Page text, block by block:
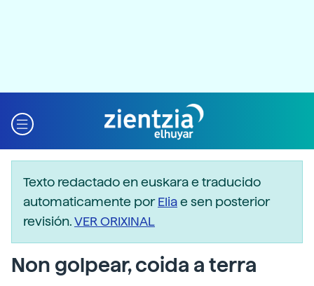
Texto redactado en euskara e traducido
automaticamente porEliae sen posterior
revisión.VER ORIXINAL
Non golpear, coida a terra